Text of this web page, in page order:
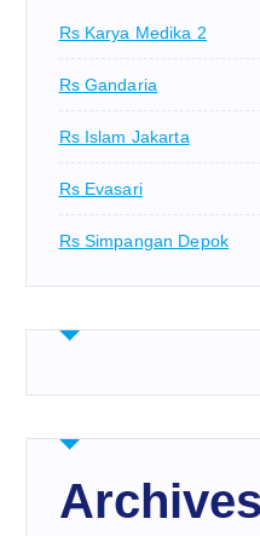
Rs Karya Medika 2
Rs Gandaria
Rs Islam Jakarta
Rs Evasari
Rs Simpangan Depok
Archives